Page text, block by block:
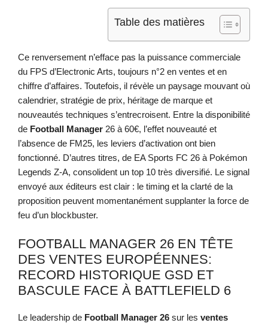
Table des matières
Ce renversement n’efface pas la puissance commerciale
du FPS d’Electronic Arts, toujours n°2 en ventes et en
chiffre d’affaires. Toutefois, il révèle un paysage mouvant où
calendrier, stratégie de prix, héritage de marque et
nouveautés techniques s’entrecroisent. Entre la disponibilité
de Football Manager 26 à 60€, l’effet nouveauté et
l’absence de FM25, les leviers d’activation ont bien
fonctionné. D’autres titres, de EA Sports FC 26 à Pokémon
Legends Z-A, consolident un top 10 très diversifié. Le signal
envoyé aux éditeurs est clair : le timing et la clarté de la
proposition peuvent momentanément supplanter la force de
feu d’un blockbuster.
FOOTBALL MANAGER 26 EN TÊTE
DES VENTES EUROPÉENNES:
RECORD HISTORIQUE GSD ET
BASCULE FACE À BATTLEFIELD 6
Le leadership de Football Manager 26 sur les ventes